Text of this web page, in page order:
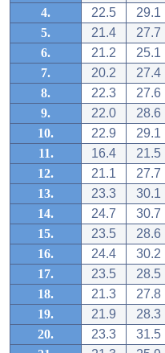
4.
22.5
29.1
5.
21.4
27.7
6.
21.2
25.1
7.
20.2
27.4
8.
22.3
27.6
9.
22.0
28.6
10.
22.9
29.1
11.
16.4
21.5
12.
21.1
27.7
13.
23.3
30.1
14.
24.7
30.7
15.
23.5
28.6
16.
24.4
30.2
17.
23.5
28.5
18.
21.3
27.8
19.
21.9
28.3
20.
23.3
31.5